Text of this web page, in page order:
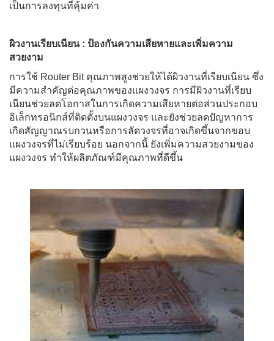
เป็นการลงทุนที่คุ้มค่า
ผิวงานเรียบเนียน : ป้องกันความเสียหายและเพิ่มความ
สวยงาม
การใช้ Router Bit คุณภาพสูงช่วยให้ได้ผิวงานที่เรียบเนียน ซึ่ง
มีความสำคัญต่อคุณภาพของแผงวงจร การมีผิวงานที่เรียบ
เนียนช่วยลดโอกาสในการเกิดความเสียหายต่อส่วนประกอบ
อิเล็กทรอนิกส์ที่ติดตั้งบนแผงวงจร และยังช่วยลดปัญหาการ
เกิดสัญญาณรบกวนหรือการลัดวงจรที่อาจเกิดขึ้นจากขอบ
แผงวงจรที่ไม่เรียบร้อย นอกจากนี้ ยังเพิ่มความสวยงามของ
แผงวงจร ทำให้ผลิตภัณฑ์มีคุณภาพที่ดีขึ้น